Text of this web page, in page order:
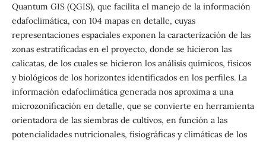
Quantum GIS (QGIS), que facilita el manejo de la información
edafoclimática, con 104 mapas en detalle, cuyas
representaciones espaciales exponen la caracterización de las
zonas estratificadas en el proyecto, donde se hicieron las
calicatas, de los cuales se hicieron los análisis químicos, físicos
y biológicos de los horizontes identificados en los perfiles. La
información edafoclimática generada nos aproxima a una
microzonificación en detalle, que se convierte en herramienta
orientadora de las siembras de cultivos, en función a las
potencialidades nutricionales, fisiográficas y climáticas de los